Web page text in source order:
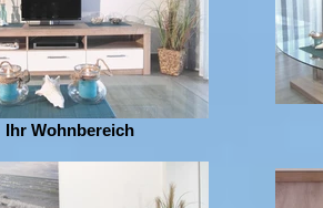
Ihr Wohnbereich